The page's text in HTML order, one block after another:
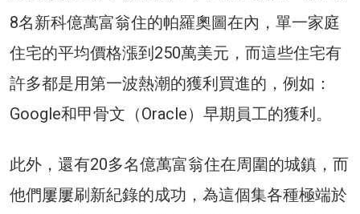
8名新科億萬富翁住的帕羅奧圖在內，單一家庭
住宅的平均價格漲到250萬美元，而這些住宅有
許多都是用第一波熱潮的獲利買進的，例如：
Google和甲骨文（Oracle）早期員工的獲利。
此外，還有20多名億萬富翁住在周圍的城鎮，而
他們屢屢刷新紀錄的成功，為這個集各種極端於